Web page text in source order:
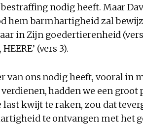
nodig heeft. Maar
hem barmhartigheid zal
in Zijn goedertierenheid
(vers 3).
van ons nodig heeft, vooral in
hadden we een groot
kwijt te raken, zou dat
te ontvangen met het